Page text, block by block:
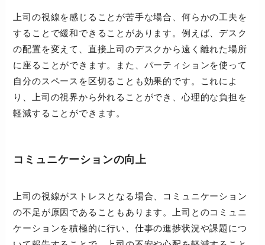
上司の視線を感じることが苦手な場合、何らかの工夫を
することで緩和できることがあります。例えば、デスク
の配置を変えて、直接上司のデスクから遠く離れた場所
に座ることができます。また、パーティションを使って
自分のスペースを区切ることも効果的です。これによ
り、上司の視界から外れることができ、心理的な負担を
軽減することができます。
コミュニケーションの向上
上司の視線がストレスとなる場合、コミュニケーション
の不足が原因であることもあります。上司とのコミュニ
ケーションを積極的に行い、仕事の進捗状況や課題につ